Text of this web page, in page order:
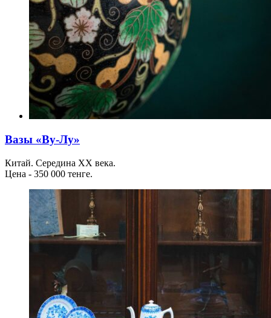
Вазы «Ву-Лу»
Китай. Середина ХХ века.
Цена - 350 000 тенге.